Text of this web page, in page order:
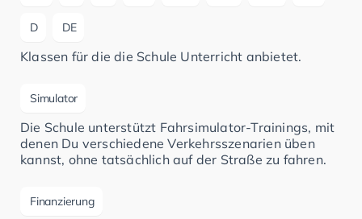
D DE
Klassen für die die Schule Unterricht anbietet.
Simulator
Die Schule unterstützt Fahrsimulator-Trainings, mit
denen Du verschiedene Verkehrsszenarien üben
kannst, ohne tatsächlich auf der Straße zu fahren.
Finanzierung